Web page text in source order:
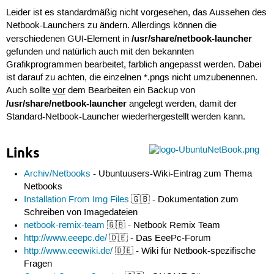
Leider ist es standardmäßig nicht vorgesehen, das Aussehen des
Netbook-Launchers zu ändern. Allerdings können die
verschiedenen GUI-Element in /usr/share/netbook-launcher
gefunden und natürlich auch mit den bekannten
Grafikprogrammen bearbeitet, farblich angepasst werden. Dabei
ist darauf zu achten, die einzelnen *.pngs nicht umzubenennen.
Auch sollte vordem Bearbeiten ein Backup von
/usr/share/netbook-launcherangelegt werden, damit der
Standard-Netbook-Launcher wiederhergestellt werden kann.
Links
Archiv/Netbooks - Ubuntuusers-Wiki-Eintrag zum Thema
Netbooks
Installation From Img Files 🇬🇧 - Dokumentation zum
Schreiben von Imagedateien
netbook-remix-team 🇬🇧 - Netbook Remix Team
http://www.eeepc.de/ 🇩🇪 - Das EeePc-Forum
http://www.eeewiki.de/ 🇩🇪 - Wiki für Netbook-spezifische
Fragen